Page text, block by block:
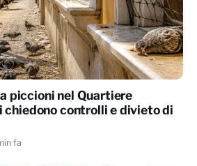
piccioni nel Quartiere
chiedono controlli e divieto di
fa